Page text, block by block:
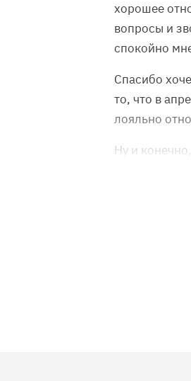
хорошее
вопросы и
спокойно
Спасибо
то, что в
лояльно
Ну и конечно,